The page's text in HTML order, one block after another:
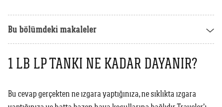
Ranch
Tüm Kömürlü Barbeküleri Görüntüle
Kılıflar
Ekipmanlar
Tüm Aksesuarları Görüntüle
Grill Akademi
Bu bölümdeki makaleler
1 LB LP TANKI NE KADAR DAYANIR?
Bu cevap gerçekten ne ızgara yaptığınıza, ne sıklıkta ızgara